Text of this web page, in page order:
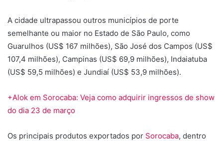
A cidade ultrapassou outros municípios de porte
semelhante ou maior no Estado de São Paulo, como
Guarulhos (US$ 167 milhões), São José dos Campos (US$
107,4 milhões), Campinas (US$ 69,9 milhões), Indaiatuba
(US$ 59,5 milhões) e Jundiaí (US$ 53,9 milhões).
+Alok em Sorocaba: Veja como adquirir ingressos de show
do dia 23 de março
Os principais produtos exportados por Sorocaba, dentro